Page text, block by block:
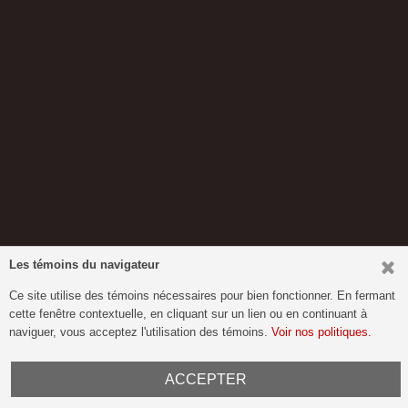
Les témoins du navigateur
Ce site utilise des témoins nécessaires pour bien fonctionner. En fermant
cette fenêtre contextuelle, en cliquant sur un lien ou en continuant à
naviguer, vous acceptez l'utilisation des témoins. Voir nos politiques.
ACCEPTER